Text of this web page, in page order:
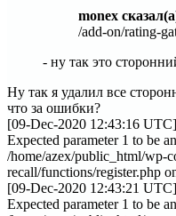
monex
/add-on/rating-
- ну так это
Ну так я удалил все
что за ошибки?
[09-Dec-2020 12:43:16
Expected parameter 1 to be
/home/azex/public_html/wp-
recall/functions/register.php
[09-Dec-2020 12:43:21
Expected parameter 1 to be